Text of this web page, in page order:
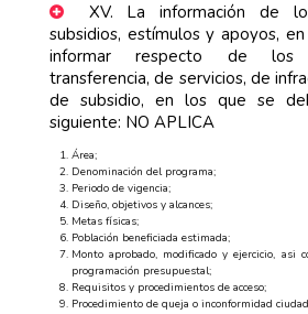
XV. La información de
subsidios, estímulos y apoyos,
informar respecto de los
transferencia, de servicios, de
de subsidio, en los que se
siguiente: NO APLICA
Área;
Denominación del programa;
Periodo de vigencia;
Diseño, objetivos y alcances;
Metas físicas;
Población beneficiada estimada;
Monto aprobado, modificado y ejercicio, asi
programación presupuestal;
Requisitos y procedimientos de acceso;
Procedimiento de queja o inconformidad